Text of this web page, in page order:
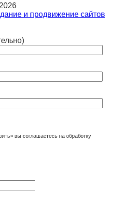
и продвижение сайтов
вы соглашаетесь на обработку